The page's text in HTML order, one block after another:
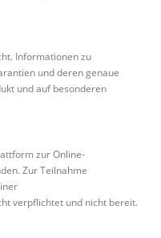
Informationen zu
und deren genaue
und auf besonderen
zur Online-
Zur Teilnahme
verpflichtet und nicht bereit.